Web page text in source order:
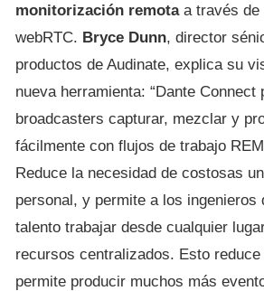
monitorización remotaa través de
webRTC. Bryce Dunn, director
productos de Audinate, explica su
nueva herramienta: “Dante Connect
broadcasters capturar, mezclar y
fácilmente con flujos de trabajo
Reduce la necesidad de costosas
personal, y permite a los ingenieros
talento trabajar desde cualquier
recursos centralizados. Esto
permite producir muchos más